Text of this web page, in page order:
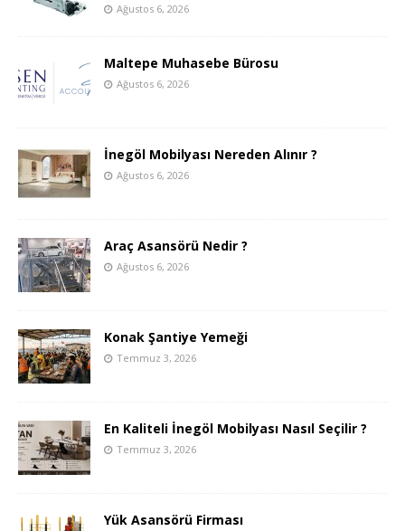
Ağustos 6, 2026
Maltepe Muhasebe Bürosu
Ağustos 6, 2026
İnegöl Mobilyası Nereden Alınır ?
Ağustos 6, 2026
Araç Asansörü Nedir ?
Ağustos 6, 2026
Konak Şantiye Yemeği
Temmuz 3, 2026
En Kaliteli İnegöl Mobilyası Nasıl Seçilir ?
Temmuz 3, 2026
Yük Asansörü Firması